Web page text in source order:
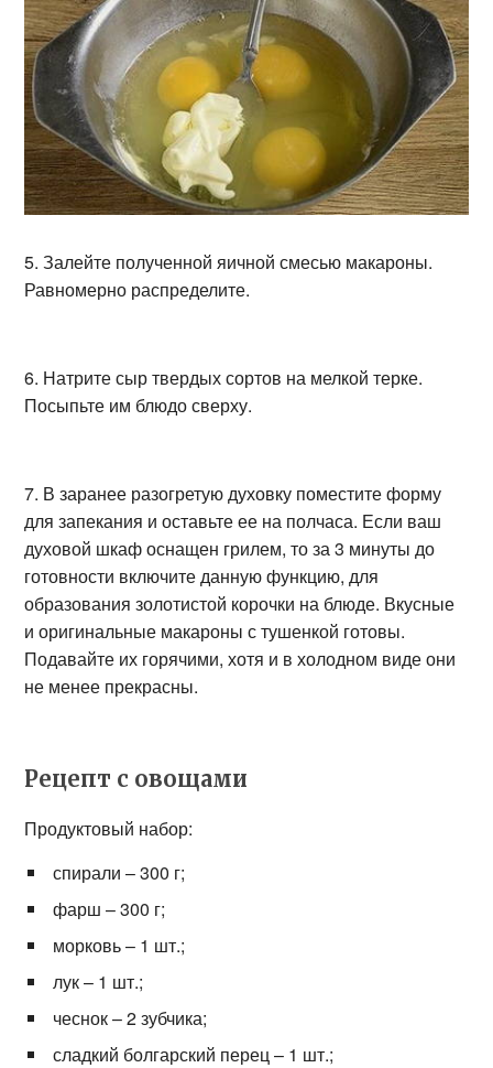
5. Залейте полученной яичной смесью макароны.
Равномерно распределите.
6. Натрите сыр твердых сортов на мелкой терке.
Посыпьте им блюдо сверху.
7. В заранее разогретую духовку поместите форму
для запекания и оставьте ее на полчаса. Если ваш
духовой шкаф оснащен грилем, то за 3 минуты до
готовности включите данную функцию, для
образования золотистой корочки на блюде. Вкусные
и оригинальные макароны с тушенкой готовы.
Подавайте их горячими, хотя и в холодном виде они
не менее прекрасны.
Рецепт с овощами
Продуктовый набор:
спирали – 300 г;
фарш – 300 г;
морковь – 1 шт.;
лук – 1 шт.;
чеснок – 2 зубчика;
сладкий болгарский перец – 1 шт.;